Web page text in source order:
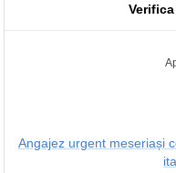
Angajez urgent meseriași